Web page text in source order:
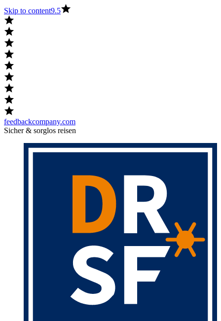
Skip to content9.5
feedbackcompany.com
Sicher & sorglos reisen